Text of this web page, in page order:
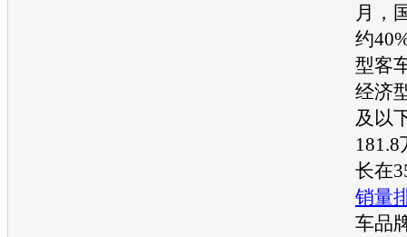
月，
约
型客
经济
及以
长在
销量
车品